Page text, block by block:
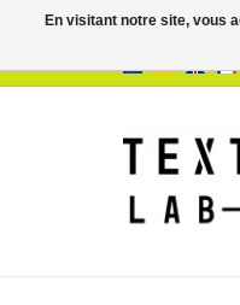
En visitant notre site, vous